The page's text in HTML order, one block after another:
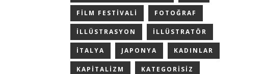
FILM FESTIVALI FOTOĞRAF
ILLÜSTRASYON ILLÜSTRATÖR
ITALYA JAPONYA KADINLAR
KAPITALIZM KATEGORISIZ